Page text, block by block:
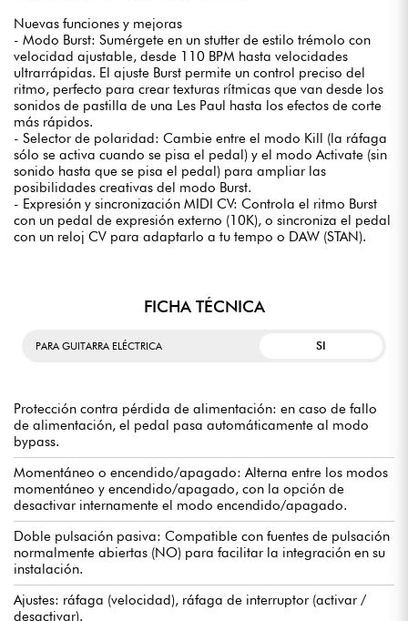
Nuevas funciones y mejoras
- Modo Burst: Sumérgete en un stutter de estilo trémolo con
velocidad ajustable, desde 110 BPM hasta velocidades
ultrarrápidas. El ajuste Burst permite un control preciso del
ritmo, perfecto para crear texturas rítmicas que van desde los
sonidos de pastilla de una Les Paul hasta los efectos de corte
más rápidos.
- Selector de polaridad: Cambie entre el modo Kill (la ráfaga
sólo se activa cuando se pisa el pedal) y el modo Activate (sin
sonido hasta que se pisa el pedal) para ampliar las
posibilidades creativas del modo Burst.
- Expresión y sincronización MIDI CV: Controla el ritmo Burst
con un pedal de expresión externo (10K), o sincroniza el pedal
con un reloj CV para adaptarlo a tu tempo o DAW (STAN).
FICHA TÉCNICA
PARA GUITARRA ELÉCTRICA SI
Protección contra pérdida de alimentación: en caso de fallo
de alimentación, el pedal pasa automáticamente al modo
bypass.
Momentáneo o encendido/apagado: Alterna entre los modos
momentáneo y encendido/apagado, con la opción de
desactivar internamente el modo encendido/apagado.
Doble pulsación pasiva: Compatible con fuentes de pulsación
normalmente abiertas (NO) para facilitar la integración en su
instalación.
Ajustes: ráfaga (velocidad), ráfaga de interruptor (activar /
desactivar).